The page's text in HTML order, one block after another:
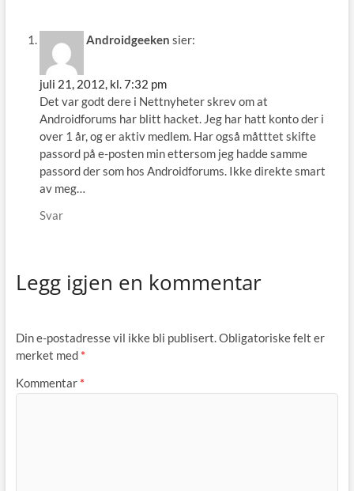
Androidgeeken sier:
juli 21, 2012, kl. 7:32 pm
Det var godt dere i Nettnyheter skrev om at
Androidforums har blitt hacket. Jeg har hatt konto der i
over 1 år, og er aktiv medlem. Har også måtttet skifte
passord på e-posten min ettersom jeg hadde samme
passord der som hos Androidforums. Ikke direkte smart
av meg…
Svar
Legg igjen en kommentar
Din e-postadresse vil ikke bli publisert.Obligatoriske felt er
merket med *
Kommentar *